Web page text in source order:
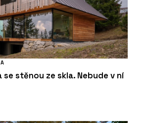
se stěnou ze skla. Nebude v ní